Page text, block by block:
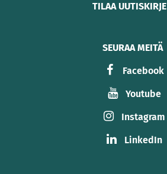
TILAA UUTISKIRJE
SEURAA MEITÄ
Facebook
Youtube
Instagram
LinkedIn